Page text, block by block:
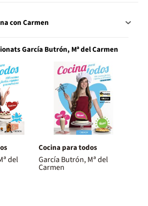
con Carmen
García Butrón, Mª del Carmen
del
Cocina para todos
García Butrón, Mª del
Carmen